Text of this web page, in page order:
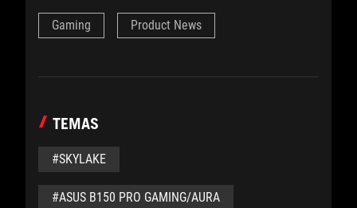
Gaming Product News
TEMAS
#SKYLAKE
#ASUS B150 PRO GAMING/AURA